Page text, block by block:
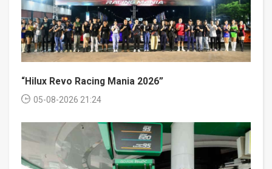
“Hilux Revo Racing Mania 2026”
05-08-2026 21:24